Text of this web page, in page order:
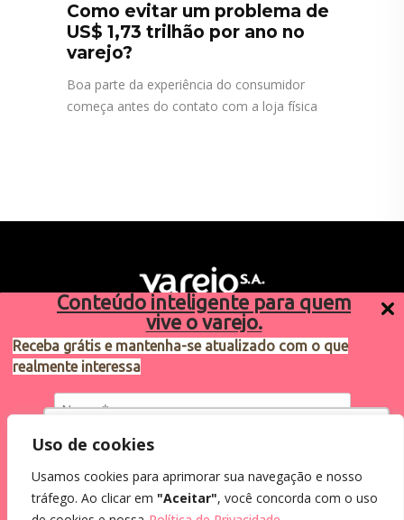
Conteúdo inteligente para quem
vive o varejo.
Receba grátis e mantenha-se atualizado com o que
realmente interessa
Eu concordo em receber comunicações.
Ao informar meus dados, eu concordo com a
Utilizamos cookies para oferecer melhor
como você interage em nosso site e
personalizar conteúdo.
Uso de cookies
Usamos cookies para aprimorar sua navegação e nosso
tráfego. Ao clicar em "Aceitar", você concorda com o uso
Como evitar um problema de
US$ 1,73 trilhão por ano no
varejo?
Boa parte da experiência do consumidor
começa antes do contato com a loja física
Sugestões de pauta
2024®. Todos os direitos reservados.